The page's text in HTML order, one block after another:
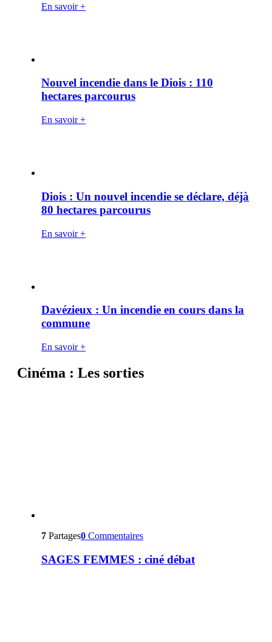
En savoir +
Nouvel incendie dans le Diois : 110
hectares parcourus
En savoir +
Diois : Un nouvel incendie se déclare, déjà
80 hectares parcourus
En savoir +
Davézieux : Un incendie en cours dans la
commune
En savoir +
Cinéma : Les sorties
7 Partages0 Commentaires
SAGES FEMMES : ciné débat